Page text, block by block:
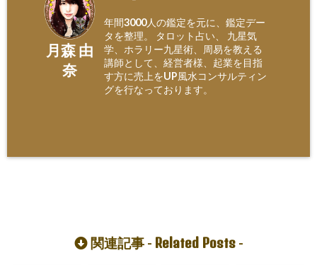
月森 由
奈
年間3000人の鑑定を元に、鑑定デー
タを整理。 タロット占い、 九星気
学、ホラリー九星術、周易を教える
講師として、経営者様、起業を目指
す方に売上をUP風水コンサルティン
グを行なっております。
関連記事 - Related Posts-